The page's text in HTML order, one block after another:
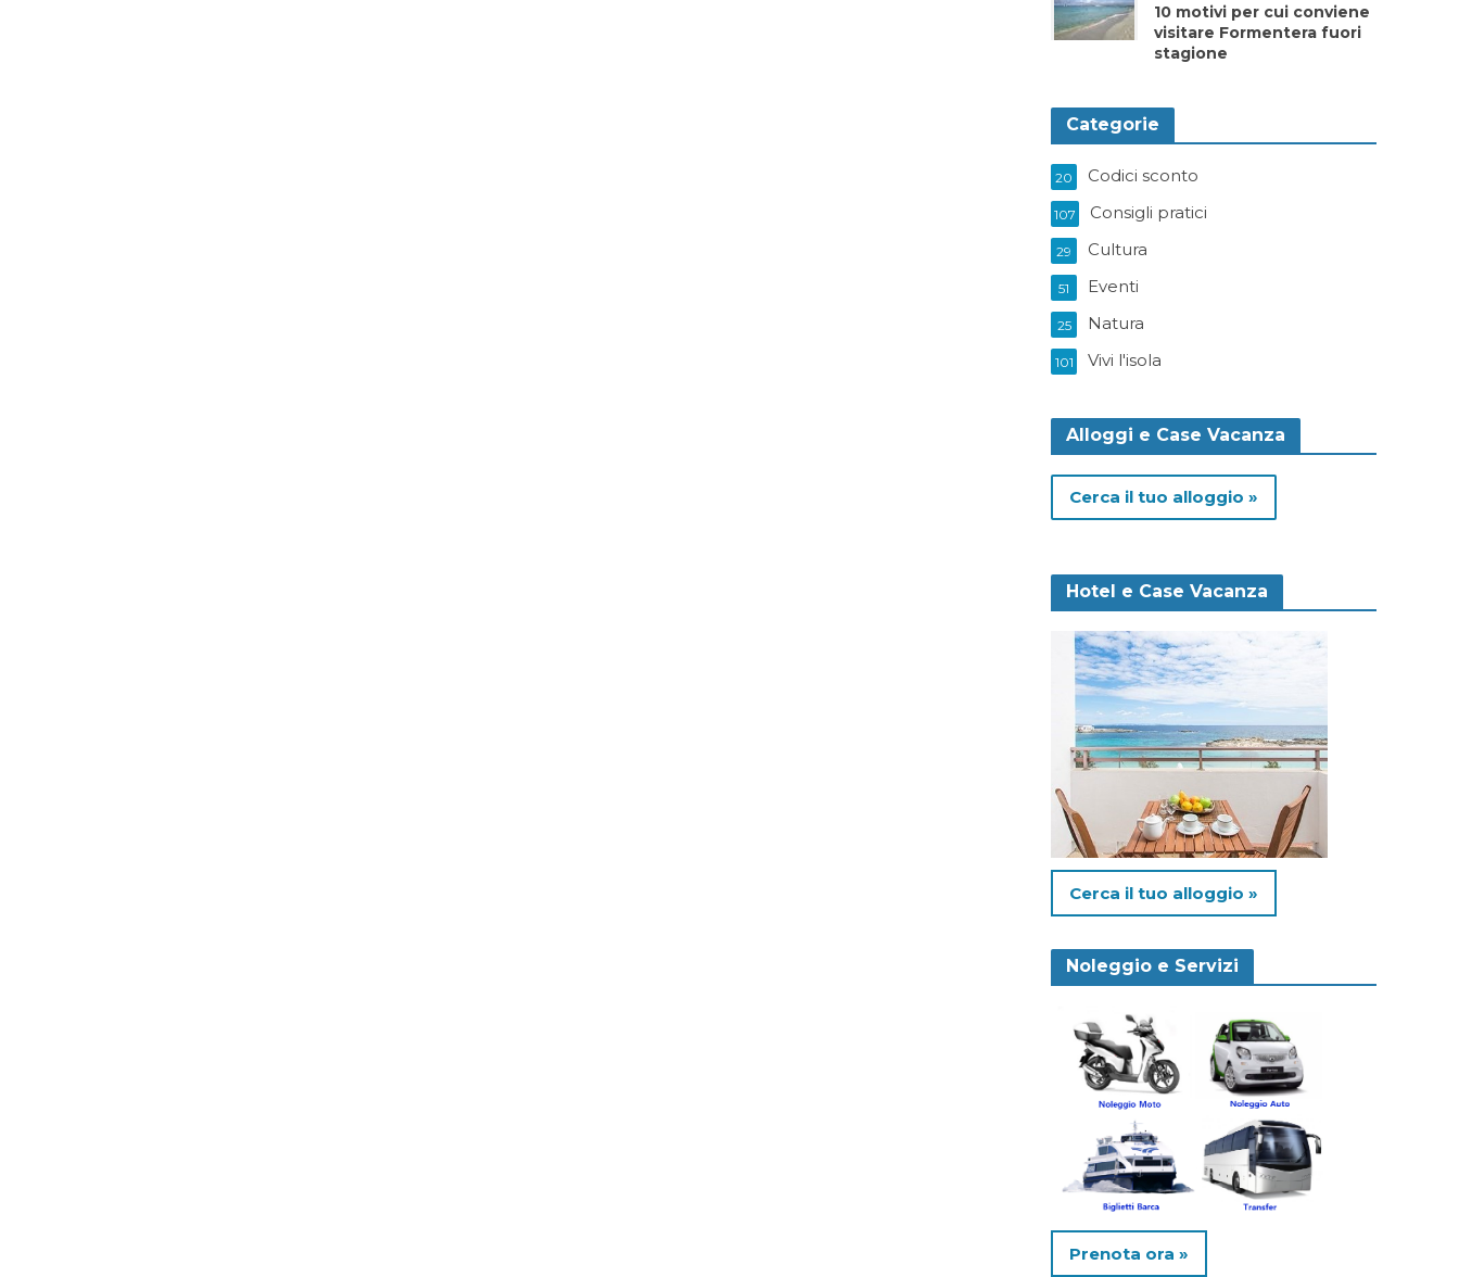
10 motivi per cui conviene
visitare Formentera fuori
stagione
Categorie
Codici sconto
20
Consigli pratici
107
Cultura
29
Eventi
51
Natura
25
Vivi l'isola
101
Alloggi e Case Vacanza
Cerca il tuo alloggio »
Hotel e Case Vacanza
Cerca il tuo alloggio »
Noleggio e Servizi
Prenota ora »